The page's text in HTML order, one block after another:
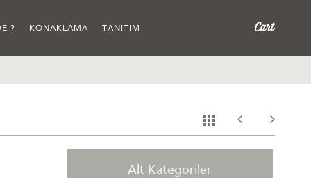
? KONAKLAMA TANITIM
Alt Kategoriler